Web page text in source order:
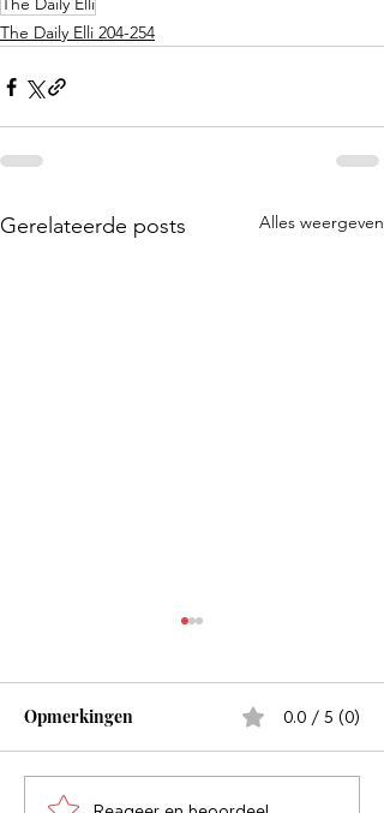
The Daily Elli 204-254
Gerelateerde posts Alles weergeven
Opmerkingen 0.0 / 5 (0)